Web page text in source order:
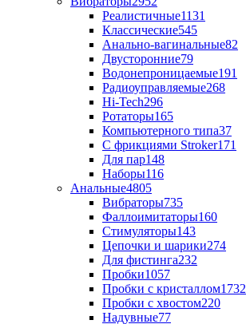
Реалистичные1131
Классические545
Анально-вагинальные82
Двусторонние79
Водонепроницаемые191
Радиоуправляемые268
Hi-Tech296
Ротаторы165
Компьютерного типа37
С фрикциями Stroker171
Для пар148
Наборы116
Анальные4805
Вибраторы735
Фаллоимитаторы160
Стимуляторы143
Цепочки и шарики274
Для фистинга232
Пробки1057
Пробки с кристаллом1732
Пробки с хвостом220
Надувные77